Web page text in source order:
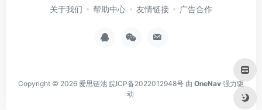
关于我们 帮助中心 友情链接 广告合作
Copyright © 2026 爱思链池 皖ICP备2022012948号 由 OneNav 强力驱
动